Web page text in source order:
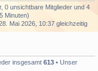
0 unsichtbare Mitglieder und 4
Minuten)
Mai 2026, 10:37 gleichzeitig
insgesamt 613 • Unser